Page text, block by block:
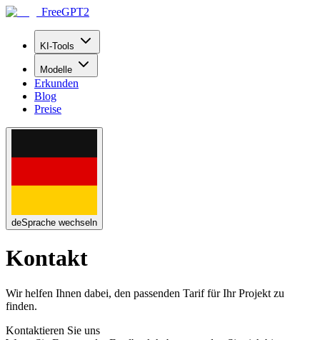
FreeGPT2
KI-Tools
Modelle
Erkunden
Blog
Preise
deSprache wechseln
Kontakt
Wir helfen Ihnen dabei, den passenden Tarif für Ihr Projekt zu
finden.
Kontaktieren Sie uns